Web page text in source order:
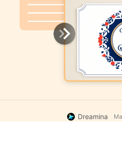
Dreamina